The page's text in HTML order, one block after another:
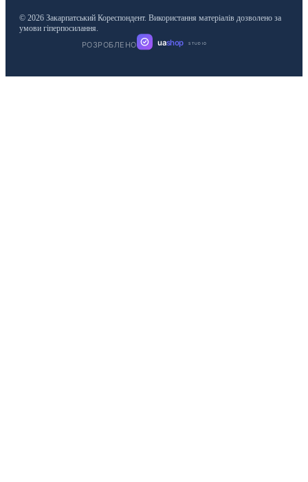
© 2026 Закарпатський Кореспондент. Використання матеріалів дозволено за
умови гіперпосилання.
РОЗРОБЛЕНО
uashop STUDIO